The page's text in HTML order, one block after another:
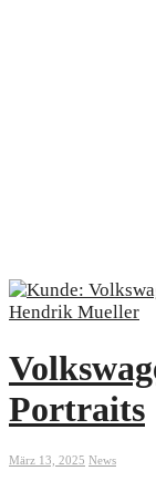
Portraits
März 13, 2025 News